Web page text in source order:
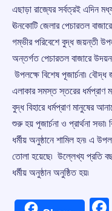
এছাড়া রাজ্যের সর্বত্রই এদিন
ঊনকোটি জেলার পেচারতল
গম্ভীর পরিবেশে বুদ্ধ জয়ন্তী
অন্তর্গত পেচারতল বাজারে উদয়ন
উপলক্ষে বিশেষ পূজার্চনা৷
এলাকার সমস্ত স্তরের
বুদ্ধ বিহারে ধর্মপ্রাণ মানুষের
শুরু হয় পূজার্চনা ও প্রার্থনা
ধর্মীয় অনুষ্ঠানে শামিল হন৷ এ
তোলা হয়েছে৷ উল্লেখ্য প্রতি
ধর্মীয় অনুষ্ঠান অনুষ্ঠিত হয়৷